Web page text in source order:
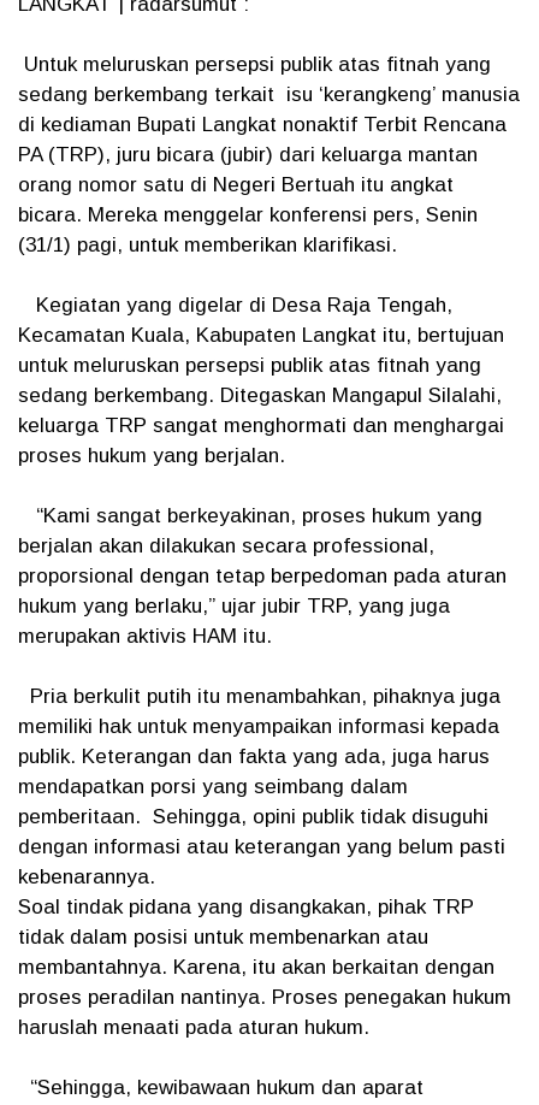
Untuk meluruskan persepsi publik atas fitnah yang
sedang berkembang terkait isu ‘kerangkeng’ manusia
di kediaman Bupati Langkat nonaktif Terbit Rencana
PA (TRP), juru bicara (jubir) dari keluarga mantan
orang nomor satu di Negeri Bertuah itu angkat
bicara. Mereka menggelar konferensi pers, Senin
(31/1) pagi, untuk memberikan klarifikasi.
Kegiatan yang digelar di Desa Raja Tengah,
Kecamatan Kuala, Kabupaten Langkat itu, bertujuan
untuk meluruskan persepsi publik atas fitnah yang
sedang berkembang. Ditegaskan Mangapul Silalahi,
keluarga TRP sangat menghormati dan menghargai
proses hukum yang berjalan.
“Kami sangat berkeyakinan, proses hukum yang
berjalan akan dilakukan secara professional,
proporsional dengan tetap berpedoman pada aturan
hukum yang berlaku,” ujar jubir TRP, yang juga
merupakan aktivis HAM itu.
Pria berkulit putih itu menambahkan, pihaknya juga
memiliki hak untuk menyampaikan informasi kepada
publik. Keterangan dan fakta yang ada, juga harus
mendapatkan porsi yang seimbang dalam
pemberitaan. Sehingga, opini publik tidak disuguhi
dengan informasi atau keterangan yang belum pasti
kebenarannya.
Soal tindak pidana yang disangkakan, pihak TRP
tidak dalam posisi untuk membenarkan atau
membantahnya. Karena, itu akan berkaitan dengan
proses peradilan nantinya. Proses penegakan hukum
haruslah menaati pada aturan hukum.
“Sehingga, kewibawaan hukum dan aparat